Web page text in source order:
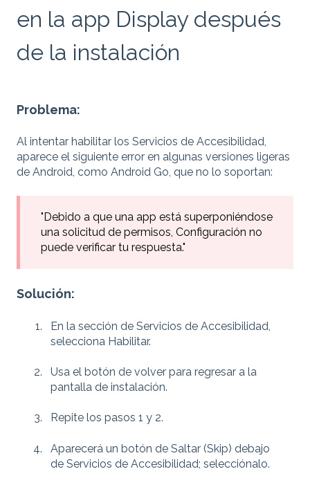
en la app Display después
de la instalación
Problema:
Al intentar habilitar los Servicios de Accesibilidad,
aparece el siguiente error en algunas versiones ligeras
de Android, como Android Go, que no lo soportan:
"Debido a que una app está superponiéndose
una solicitud de permisos, Configuración no
puede verificar tu respuesta."
Solución:
En la sección de Servicios de Accesibilidad,
selecciona Habilitar.
Usa el botón de volver para regresar a la
pantalla de instalación.
Repite los pasos 1 y 2.
Aparecerá un botón de Saltar (Skip) debajo
de Servicios de Accesibilidad; selecciónalo.